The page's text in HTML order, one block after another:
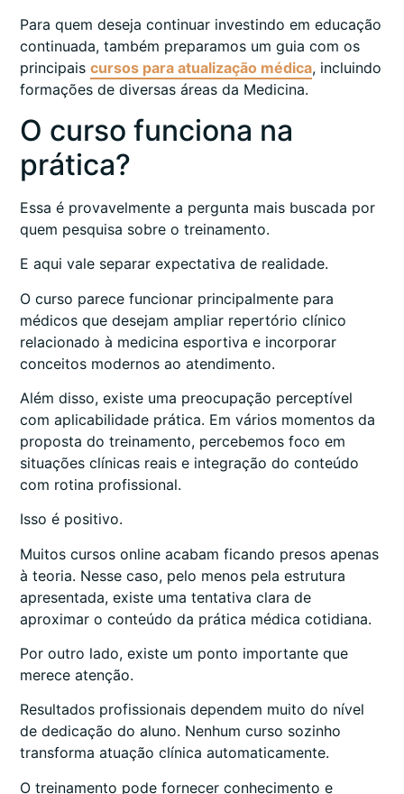
Para quem deseja continuar investindo em educação
continuada, também preparamos um guia com os
principais cursos para atualização médica, incluindo
formações de diversas áreas da Medicina.
O curso funciona na
prática?
Essa é provavelmente a pergunta mais buscada por
quem pesquisa sobre o treinamento.
E aqui vale separar expectativa de realidade.
O curso parece funcionar principalmente para
médicos que desejam ampliar repertório clínico
relacionado à medicina esportiva e incorporar
conceitos modernos ao atendimento.
Além disso, existe uma preocupação perceptível
com aplicabilidade prática. Em vários momentos da
proposta do treinamento, percebemos foco em
situações clínicas reais e integração do conteúdo
com rotina profissional.
Isso é positivo.
Muitos cursos online acabam ficando presos apenas
à teoria. Nesse caso, pelo menos pela estrutura
apresentada, existe uma tentativa clara de
aproximar o conteúdo da prática médica cotidiana.
Por outro lado, existe um ponto importante que
merece atenção.
Resultados profissionais dependem muito do nível
de dedicação do aluno. Nenhum curso sozinho
transforma atuação clínica automaticamente.
O treinamento pode fornecer conhecimento e